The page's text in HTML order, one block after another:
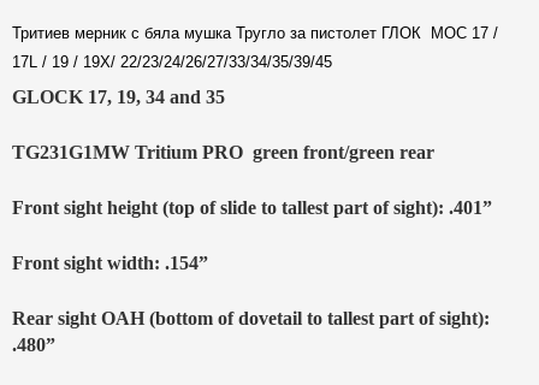
Тритиев мерник с бяла мушка Тругло за пистолет ГЛОК МОС 17 /
17L / 19 / 19X/ 22/23/24/26/27/33/34/35/39/45
GLOCK 17, 19, 34 and 35
TG231G1MW Tritium PRO green front/green rear
Front sight height (top of slide to tallest part of sight): .401”
Front sight width: .154”
Rear sight OAH (bottom of dovetail to tallest part of sight):
.480”